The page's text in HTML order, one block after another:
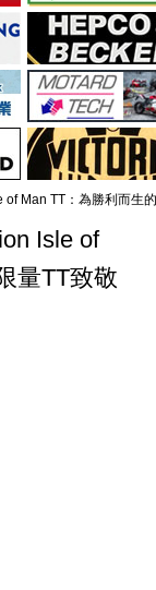
Man TT：為勝利而生
Isle of
量TT致敬